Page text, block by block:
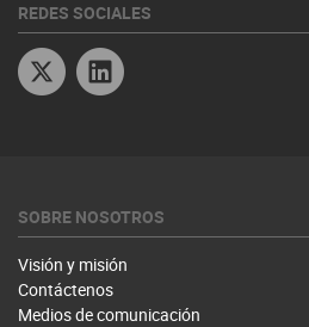
REDES SOCIALES
Twitter
SOBRE NOSOTROS
Visión y misión
Contáctenos
Medios de comunicación